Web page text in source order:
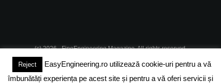
(c) 2026 - FineEngineering Magazine. All rights reserved.
DESPRE NOI ABONAMENT
Reject
EasyEngineering.ro utilizează cookie-uri pentru a vă
îmbunătăți experiența pe acest site și pentru a vă oferi servicii și